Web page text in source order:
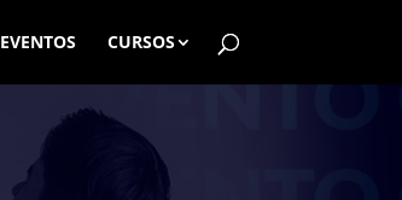
EVENTOS CURSOS